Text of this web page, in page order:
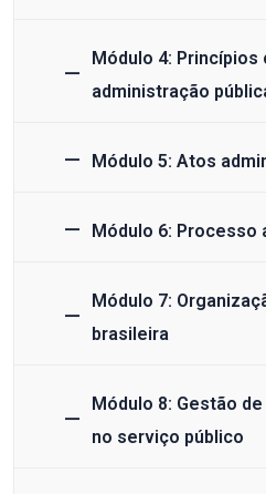
Módulo 4:
administração
Módulo 5: Atos
Módulo 6: Processo
Módulo 7:
brasileira
Módulo 8: Gestão
no serviço público